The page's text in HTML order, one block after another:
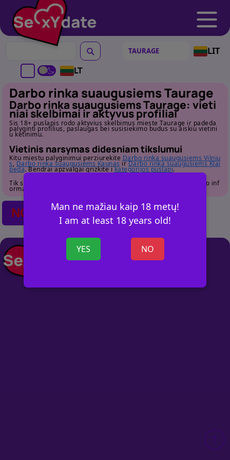
LIT
LT
Man ne mažiau kaip 18 metų!
I am at least 18 years old!
YES NO
Darbo rinka suaugusiems Taurage
Darbo rinka suaugusiems Taurage: vieti
niai skelbimai ir aktyvus profiliai
Sis 18+ puslapis rodo aktyvius skelbimus mieste Taurage ir padeda
palyginti profilius, paslaugas bei susisiekimo budus su aiskiu vietini
u ketinimu.
Vietinis narsymas didesniam tikslumui
Kitu miestu palyginimui perziurekite Darbo rinka suaugusiems Vilniu
s, Darbo rinka suaugusiems Kaunas irDarbo rinka suaugusiems Klai
peda. Bendrai apzvalgai grizkite ikategorijos puslapi.
Tik suaugusiems. Pries susisiekdami atidziai perziurekite profilio inf
ormacija.
NO POSTS FOUND
+ SKELBIMĄ